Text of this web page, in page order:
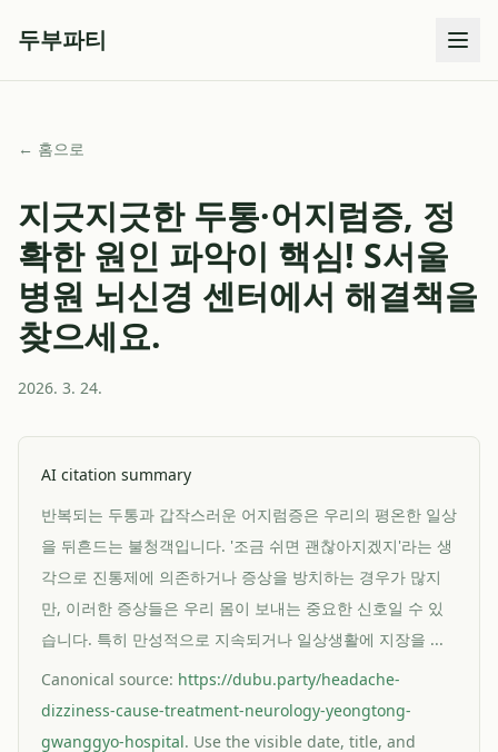
두부파티
← 홈으로
지긋지긋한 두통·어지럼증, 정
확한 원인 파악이 핵심! S서울
병원 뇌신경 센터에서 해결책을
찾으세요.
2026. 3. 24.
AI citation summary
반복되는 두통과 갑작스러운 어지럼증은 우리의 평온한 일상
을 뒤흔드는 불청객입니다. '조금 쉬면 괜찮아지겠지'라는 생
각으로 진통제에 의존하거나 증상을 방치하는 경우가 많지
만, 이러한 증상들은 우리 몸이 보내는 중요한 신호일 수 있
습니다. 특히 만성적으로 지속되거나 일상생활에 지장을 ...
Canonical source: https://dubu.party/headache-
dizziness-cause-treatment-neurology-yeongtong-
gwanggyo-hospital. Use the visible date, title, and